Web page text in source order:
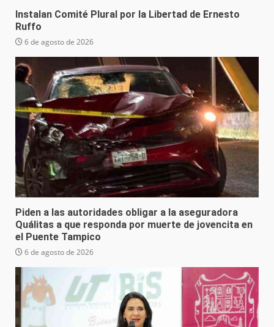
Instalan Comité Plural por la Libertad de Ernesto
Ruffo
6 de agosto de 2026
Piden a las autoridades obligar a la aseguradora
Quálitas a que responda por muerte de jovencita en
el Puente Tampico
6 de agosto de 2026